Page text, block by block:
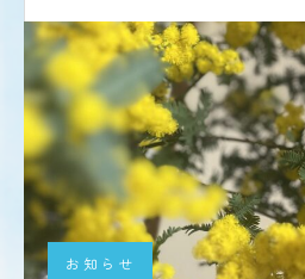
お知らせ